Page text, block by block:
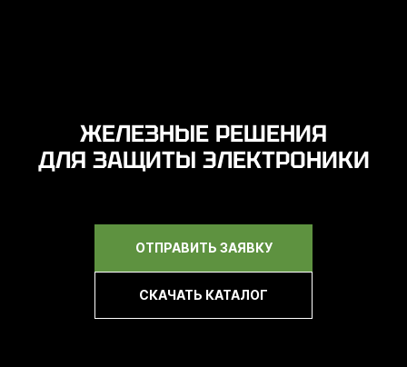
ЖЕЛЕЗНЫЕ РЕШЕНИЯ
ДЛЯ ЗАЩИТЫ ЭЛЕКТРОНИКИ
ОТПРАВИТЬ ЗАЯВКУ
СКАЧАТЬ КАТАЛОГ